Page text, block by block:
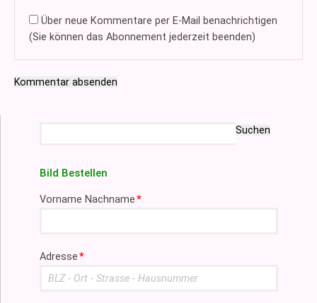
Über neue Kommentare per E-Mail benachrichtigen
(Sie können das Abonnement jederzeit beenden)
Kommentar absenden
Suchen
Bild Bestellen
Pflichtfeld
Vorname Nachname*
Pflichtfeld
Adresse*